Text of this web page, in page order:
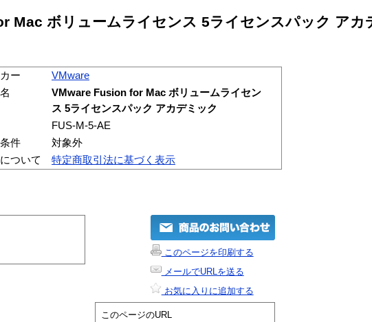
Mac ボリュームライセンス 5ライセンスパック アカ
ー
VMware
VMware Fusion for Mac ボリュームライセン
ス 5ライセンスパック アカデミック
FUS-M-5-AE
件
対象外
ついて
特定商取引法に基づく表示
このページを印刷する
メールでURLを送る
お気に入りに追加する
このページのURL